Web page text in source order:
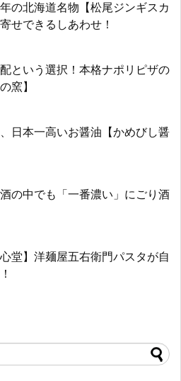
の北海道名物【松尾ジンギスカ
せできるしあわせ！
という選択！本格ナポリピザの
窯】
日本一高いお醤油【かめびし醤
の中でも「一番濃い」にごり酒
心堂】洋麺屋五右衛門パスタが自